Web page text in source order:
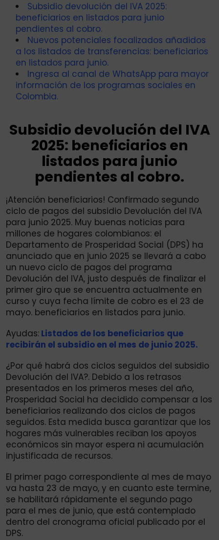
Subsidio devolución del IVA 2025:
beneficiarios en listados para junio
pendientes al cobro.
Nuevos potenciales focalizados añadidos
a los listados de transferencias: beneficiarios
en listados para junio.
Ingresa al canal de WhatsApp para mayor
información de los programas sociales en
Colombia.
Subsidio devolución del IVA
2025: beneficiarios en
listados para junio
pendientes al cobro.
¡Atención beneficiarios! Confirmado segundo
ciclo de pagos del subsidio Devolución del IVA
para junio 2025. Muy buenas noticias para
millones de hogares colombianos: el
Departamento de Prosperidad Social (DPS) ha
anunciado que en junio 2025 se llevará a cabo
un nuevo ciclo de pagos del programa
Devolución del IVA, justo después de finalizar el
primer giro que se encuentra actualmente en
curso y cuya fecha límite de cobro es el 23 de
mayo. beneficiarios en listados para junio.
Ayudas: Listados de los beneficiarios que
recibirán el subsidio en el mes de junio 2025.
¿Por qué habrá dos ciclos seguidos del subsidio
Devolución del IVA?. Debido a los retrasos
presentados en los primeros meses del año,
Prosperidad Social ha decidido compensar a los
beneficiarios realizando dos ciclos de pagos
seguidos. Esta medida busca garantizar que los
hogares más vulnerables reciban los apoyos
económicos sin mayor espera ni acumulación
injustificada de recursos.
El primer pago correspondiente al mes de mayo
va hasta 23 de mayo, y en cuanto este termine,
se habilitará rápidamente el segundo pago
para el mes de junio, que está contemplado
dentro del cronograma oficial publicado por el
DPS.